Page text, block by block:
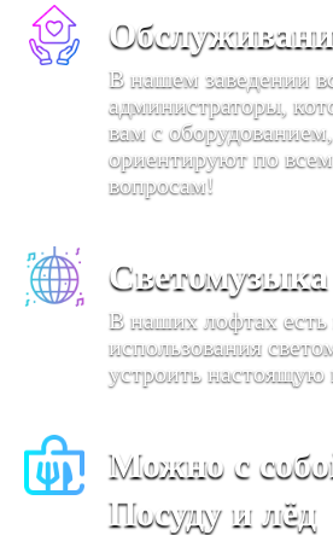
В нашем заведении
администраторы,
вам с
ориентируют по
вопросам!
Светомузыка
В наших лофтах
использования
устроить настоящую
Можно с
Посуду и лёд